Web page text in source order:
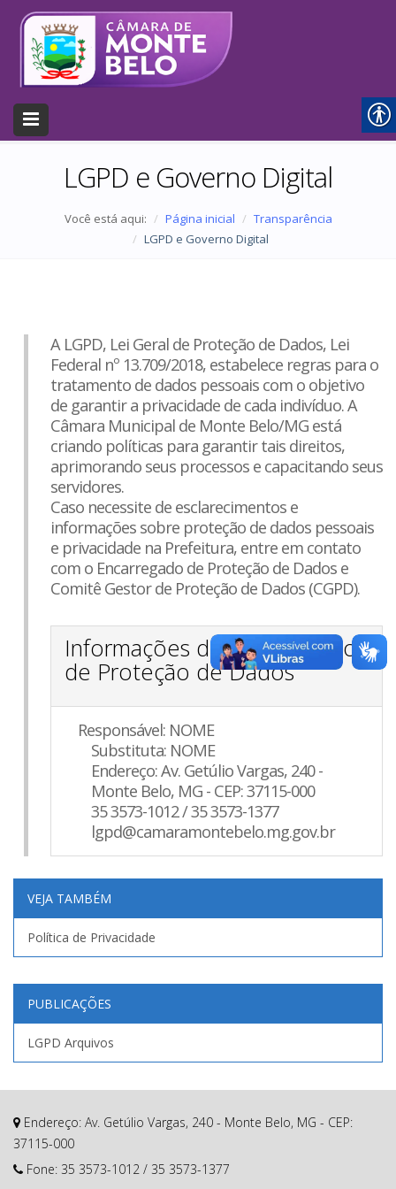
LGPD e Governo Digital
Você está aqui: Página inicial
Transparência
LGPD e Governo Digital
A LGPD, Lei Geral de Proteção de Dados, Lei
Federal nº 13.709/2018, estabelece regras para o
tratamento de dados pessoais com o objetivo
de garantir a privacidade de cada indivíduo. A
Câmara Municipal de Monte Belo/MG está
criando políticas para garantir tais direitos,
aprimorando seus processos e capacitando seus
servidores.
Caso necessite de esclarecimentos e
informações sobre proteção de dados pessoais
e privacidade na Prefeitura, entre em contato
com o Encarregado de Proteção de Dados e
Comitê Gestor de Proteção de Dados (CGPD).
Informações do Encarregado
de Proteção de Dados
Responsável: NOME
Substituta: NOME
Endereço: Av. Getúlio Vargas, 240 -
Monte Belo, MG - CEP: 37115-000
35 3573-1012 / 35 3573-1377
lgpd@camaramontebelo.mg.gov.br
VEJA TAMBÉM
Política de Privacidade
PUBLICAÇÕES
LGPD Arquivos
Endereço: Av. Getúlio Vargas, 240 - Monte Belo, MG - CEP:
37115-000
Fone: 35 3573-1012 / 35 3573-1377